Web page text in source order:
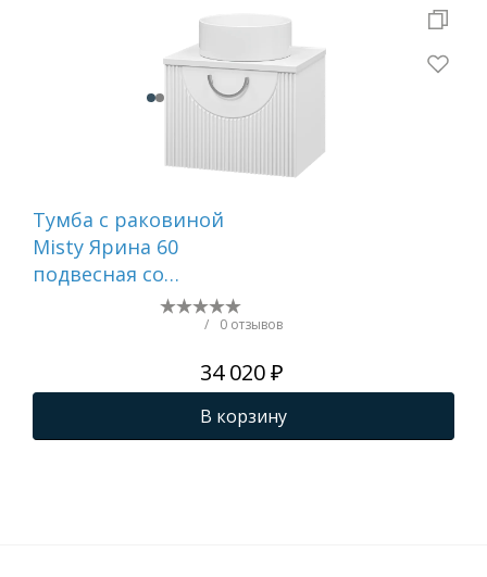
Тумба c раковиной
Misty Ярина 60
подвесная со
столешницей и
/ 0 отзывов
34 020 ₽
В корзину